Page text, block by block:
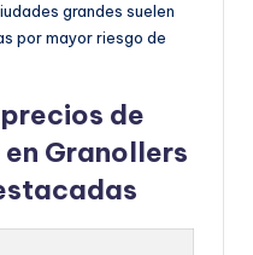
grandes suelen
por mayor riesgo de
de
Granollers